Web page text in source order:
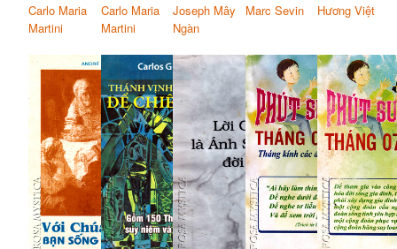
Carlo Maria
Martini
Carlo Maria
Martini
Joseph Mây
Ngàn
Marc Sevin
Hương Việt